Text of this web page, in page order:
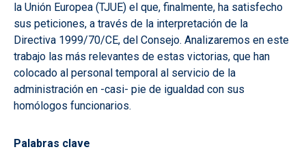
la Unión Europea (TJUE) el que, finalmente, ha satisfecho
sus peticiones, a través de la interpretación de la
Directiva 1999/70/CE, del Consejo. Analizaremos en este
trabajo las más relevantes de estas victorias, que han
colocado al personal temporal al servicio de la
administración en -casi- pie de igualdad con sus
homólogos funcionarios.
Palabras clave